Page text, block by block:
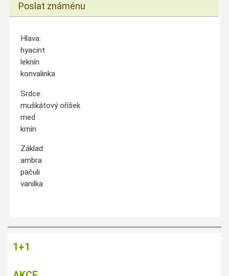
Poslat známénu
Hlava:
hyacint
leknín
konvalinka
Srdce:
muškátový oříšek
med
kmín
Základ:
ambra
pačuli
vanilka
1+1